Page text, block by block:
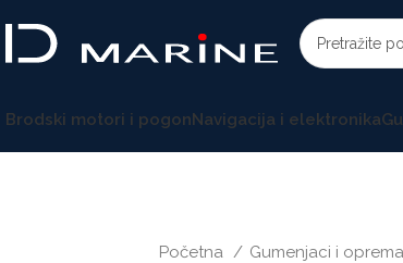
Brodski motori i pogonNavigacija i elektronika
Početna Gumenjaci i oprema